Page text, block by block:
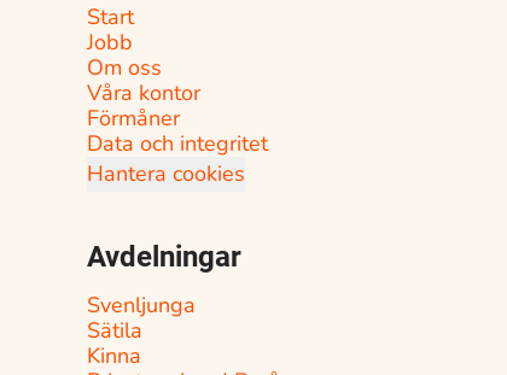
Start
Jobb
Om oss
Våra kontor
Förmåner
Data och integritet
Hantera cookies
Avdelningar
Svenljunga
Sätila
Kinna